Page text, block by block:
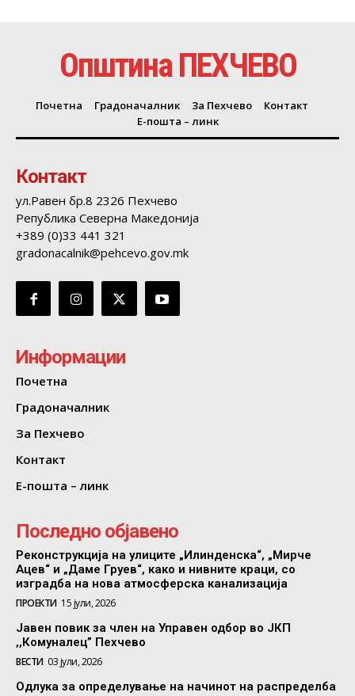
Општина ПЕХЧЕВО
Почетна Градоначалник За Пехчево
Контакт
Е-пошта – линк
Контакт
ул.Равен бр.8 2326 Пехчево
Република Северна Македонија
+389 (0)33 441 321
gradonacalnik@pehcevo.gov.mk
Информации
Почетна
Градоначалник
За Пехчево
Контакт
Е-пошта – линк
Последно објавено
Реконструкција на улиците „Илинденска“, „Мирче
Ацев“ и „Даме Груев“, како и нивните краци, со
изградба на нова атмосферска канализација
ПРОЕКТИ 15 јули, 2026
Јавен повик за член на Управен одбор во ЈКП
,,Комуналец” Пехчево
ВЕСТИ 03 јули, 2026
Одлука за определување на начинот на распределба